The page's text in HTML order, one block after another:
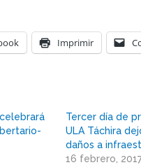
Imprimir
celebrará
Tercer día de
ULA Táchira
daños a
16 febrero,